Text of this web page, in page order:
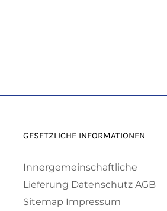
GESETZLICHE INFORMATIONEN
Innergemeinschaftliche
Lieferung Datenschutz AGB
Sitemap Impressum